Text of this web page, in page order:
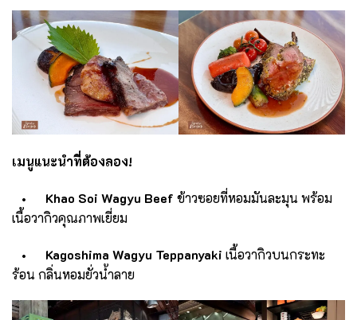
เมนูแนะนำที่ต้องลอง!
• Khao Soi Wagyu Beef ข้าวซอยที่หอมมันละมุน พร้อม
เนื้อวากิวคุณภาพเยี่ยม
• Kagoshima Wagyu Teppanyaki เนื้อวากิวบนกระทะ
ร้อน กลิ่นหอมยั่วน้ำลาย